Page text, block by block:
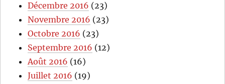
Décembre 2016 (23)
Novembre 2016 (23)
Octobre 2016 (23)
Septembre 2016 (12)
Août 2016 (16)
Juillet 2016 (19)